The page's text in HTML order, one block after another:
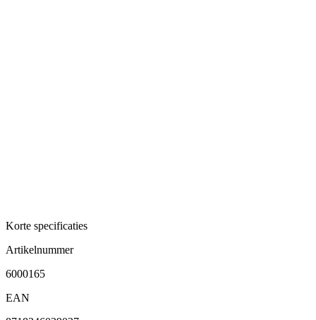
Korte specificaties
Artikelnummer
6000165
EAN